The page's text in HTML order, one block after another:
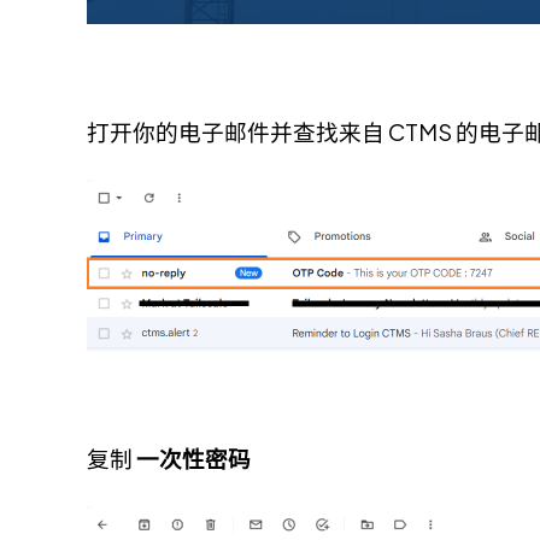
打开你的电子邮件并查找来自 CTMS 的电子
复制一次性密码